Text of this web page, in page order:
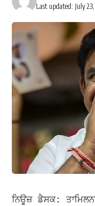
Last updated: July
ਨਿਊਜ਼ ਡੈਸਕ: